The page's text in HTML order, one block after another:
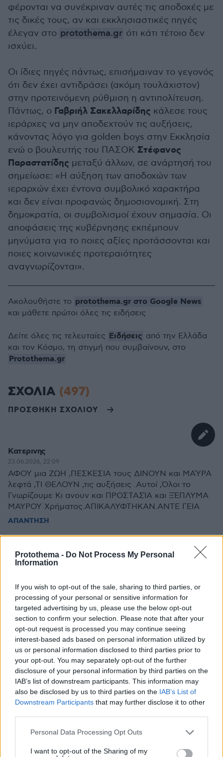
Protothema - Do Not Process My Personal
Information
If you wish to opt-out of the sale, sharing to third parties, or
processing of your personal or sensitive information for
targeted advertising by us, please use the below opt-out
section to confirm your selection. Please note that after your
opt-out request is processed you may continue seeing
interest-based ads based on personal information utilized by
us or personal information disclosed to third parties prior to
your opt-out. You may separately opt-out of the further
disclosure of your personal information by third parties on the
IAB’s list of downstream participants. This information may
also be disclosed by us to third parties on the IAB’s List of
Downstream Participants that may further disclose it to other
Please note that this website/app uses one or more Google
not limited to your visit or usage behaviour. You may click to
Personal Data Processing Opt Outs
I want to opt-out of the Sharing of my
φέρονται να συνέκριναν αυτές τις αποδοχές με
τις δικές τους, αν και εκκλησιαστικές πηγές
έλεγαν στο protothema.gr ότι κάτι τέτοιο δεν
ισχύει.
Οι ίδιες πηγές πάντως, επισήμαιναν το γεγονός
ότι δεν έχει αντιδράσει (ακόμη τουλάχιστον)
στην προτεινόμενη ρύθμιση η αντιπολίτευση.
Πάντως, ο Γαβριήλ Σακελλαρίδης κάλεσε τους
ιεράρχες να μην αποδεχτούν τις αυξήσεις,
κάνοντας λόγο για golden boys στην Εκκλησία
ενώ ο βουλευτής του ΠΑΣΟΚ Στέφανος
Παραστατίδης μεταξύ άλλων, σε ανάρτησή του
σημείωσε: «Η αύξηση των αποδοχών των
ιεραρχών έχει έντονα συμβολικό χαρακτήρα
και δεν είναι προφανώς δημοσιονομική. Στη
δημοκρατία, οι συμβολισμοί έχουν σημασία. Οι
αποφάσεις της κυβέρνησης εκπέμπουν
μηνύματα για το ποιες αξίες προτάσσονται και
ποιες κοινωνικές προτεραιότητες
αναγνωρίζονται».
Ακολουθήστε το protothema.gr στο Google News
και μάθετε πρώτοι όλες τις ειδήσεις
Δείτε όλες τις τελευταίες Ειδήσεις από την Ελλάδα
και τον Κόσμο, τη στιγμή που συμβαίνουν, στο
Protothema.gr
ΣΧΟΛΙΑ (497)
ΠΡΟΣΘΗΚΗ ΣΧΟΛΙΟΥ
Κατερινης
23.06.2026, 22:09
ΑΦΟΥ μια ΖΩΗ ,ΠΕΣΚΕΣΙΑ τους ΔΙΝΟΥΝ και ΜΑΎΡΑ
λεφτά ,ΤΙ ΘΕΛΟΥΝ ,τις αυξήσεις .Αυτοί ,Όλοι το
Γνωρίζουμε Κι ανουν και ΠΡΟΣΤΑΣΊΑ και ΞΈΠΛΥΜΑ
ΜΑΥΡΟΥ Χρήματος.ΑΠΙΚΑΛΥΦΤΗΚΑΝ.ΑΝΤΕ ΓΕΙΑ
ΑΠΑΝΤΗΣΗ
ΟΥΦ
16.06.2026, 12:32
μητροπολίτες, το π΄ροβλημα είναι ότι ΔΕΝ δίνετε
σοβαρές αυξήσεις στους υπόλοιπους.
ΑΠΑΝΤΗΣΗ
Γιάννης
11.06.2026, 23:20
Ας πληρώσουν και τις υποχρεώσεις προς τους
πολίτες.
ΑΠΑΝΤΗΣΗ
Μετα λέμε για το Ιράν..
Κλαίω..αντί να ρίξουν λεφτά στην έρευνα και στην
ανάπτυξη πληρώνουν το παπαδαριο και